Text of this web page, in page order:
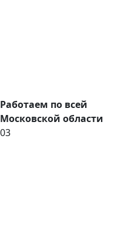
Работаем по всей
Московской области
03